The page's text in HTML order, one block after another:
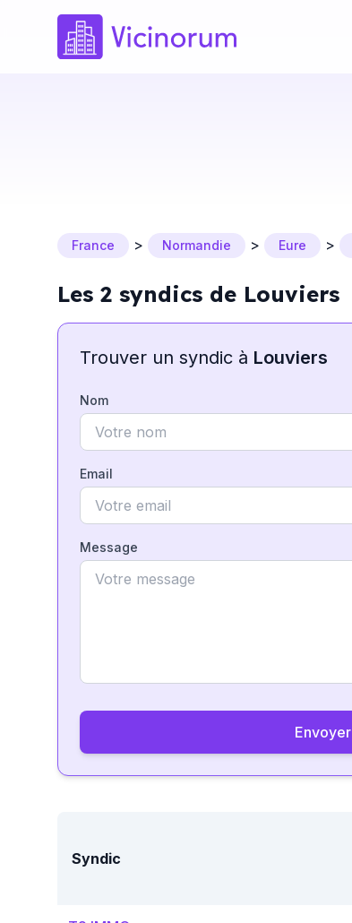
France > Normandie > Eure >
Les 2 syndics de Louviers
Trouver un syndic à Louviers
Nom
Email
Message
Envoyer
Syndic